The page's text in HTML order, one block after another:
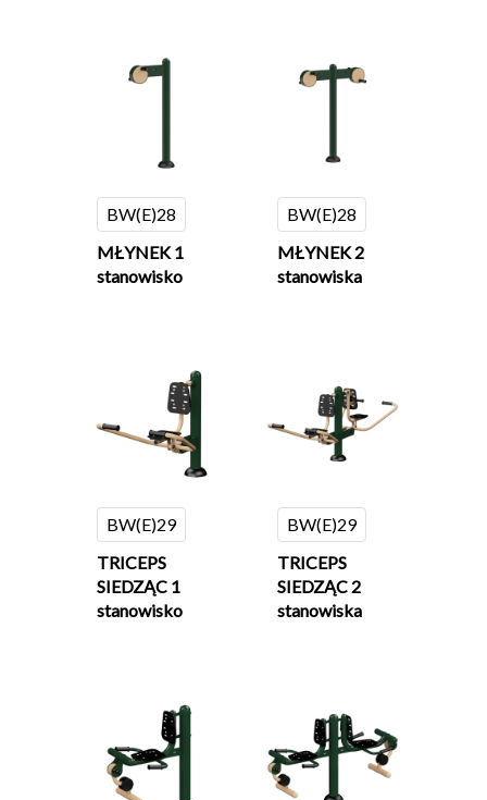
BW(E)28
MŁYNEK 1
stanowisko
BW(E)28
MŁYNEK 2
stanowiska
BW(E)29
TRICEPS
SIEDZĄC 1
stanowisko
BW(E)29
TRICEPS
SIEDZĄC 2
stanowiska